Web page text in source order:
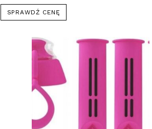
SPRAWDŹ CENĘ